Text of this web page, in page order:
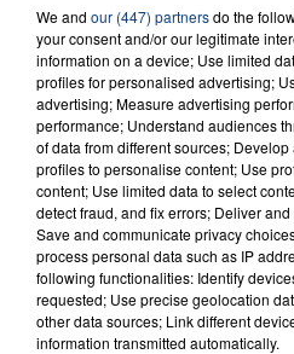
MAUVAIS
FIL D'ACTU
We and our (447) partnersdo the
your consent and/or our legitimate
information on a device; Use limited
profiles for personalised advertising;
advertising; Measure advertising
performance; Understand audiences
of data from different sources;
profiles to personalise content; Use
content; Use limited data to select
detect fraud, and fix errors; Deliver
Save and communicate privacy
process personal data such as IP
following functionalities: Identify
requested; Use precise geolocation
other data sources; Link different
information transmitted automatically.